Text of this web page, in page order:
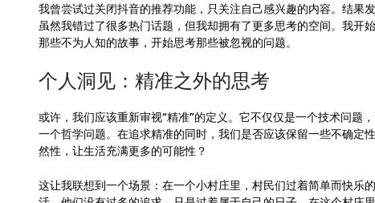
我曾尝试过关闭抖音的推荐功能，只关注自己感兴趣的内容。结果发
虽然我错过了很多热门话题，但我却拥有了更多思考的空间。我开
那些不为人知的故事，开始思考那些被忽视的问题。
个人洞见：精准之外的思考
或许，我们应该重新审视“精准”的定义。它不仅仅是一个技术问题
一个哲学问题。在追求精准的同时，我们是否应该保留一些不确定
然性，让生活充满更多的可能性？
这让我联想到一个场景：在一个小村庄里，村民们过着简单而快乐